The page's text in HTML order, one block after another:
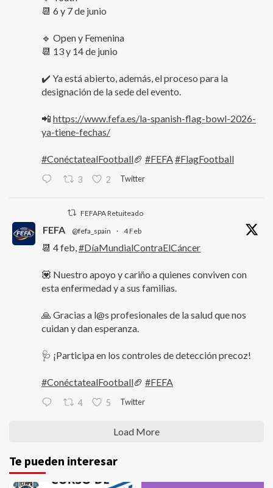
📆 6 y 7 de junio
🔹 Open y Femenina
📆 13 y 14 de junio
✔️ Ya está abierto, además, el proceso para la
designación de la sede del evento.
📲 https://www.fefa.es/la-spanish-flag-bowl-2026-
ya-tiene-fechas/
#ConéctatealFootball🏈 #FEFA#FlagFootball
3 2 Twitter
FEFAPA Retuiteado
FEFA @fefa_spain · 4 Feb
📆 4 feb,#DíaMundialContraElCáncer
💟 Nuestro apoyo y cariño a quienes conviven con
esta enfermedad y a sus familias.
🙏 Gracias a l@s profesionales de la salud que nos
cuidan y dan esperanza.
🩺 ¡Participa en los controles de detección precoz!
#ConéctatealFootball🏈 #FEFA
4 5 Twitter
Load More
Te pueden interesar